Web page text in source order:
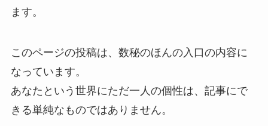
ます。
このページの投稿は、数秘のほんの入口の内容に
なっています。
あなたという世界にただ一人の個性は、記事にで
きる単純なものではありません。